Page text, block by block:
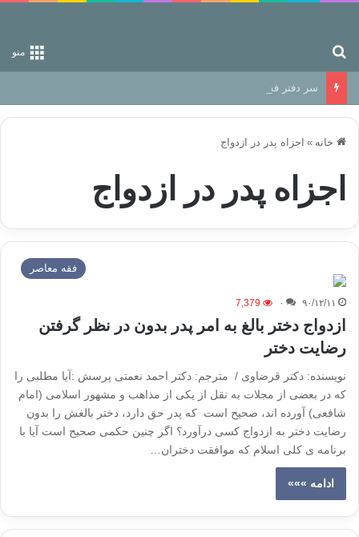
منو
سر دفتر فساد در زمین‌، دوری وکناره‌گیری از راه خداست‌!
خانه » اجزاه پدر در ازدواج
اجزاه پدر در ازدواج
فقه معاصر
۹۰/۱۲/۱۱ ۰ 7,379
ازدواج دختر بالغ به امر پدر بدون در نظر گرفتن
رضایت دختر
نویسنده: دکتر قرضاوی / مترجم: دکتر احمد نعمتی پرسش :آیا مطلبی را
که در بعضی از مجلات به نقل از یکی از مذاهب و مشهور اسلامی (امام
شافعی) آورده اند، صحیح است که پدر حق دارد، دختر بالغش را بدون
رضایت دختر به ازدواج کسی درآورد؟ اگر چنین حکمی صحیح است آیا با
برنامه ی کلی اسلام که موافقت دختران…
ادامه »»»